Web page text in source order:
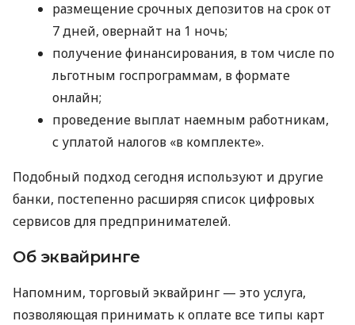
размещение срочных депозитов на срок от
7 дней, овернайт на 1 ночь;
получение финансирования, в том числе по
льготным госпрограммам, в формате
онлайн;
проведение выплат наемным работникам,
с уплатой налогов «в комплекте».
Подобный подход сегодня используют и другие
банки, постепенно расширяя список цифровых
сервисов для предпринимателей.
Об эквайринге
Напомним, торговый эквайринг — это услуга,
позволяющая принимать к оплате все типы карт